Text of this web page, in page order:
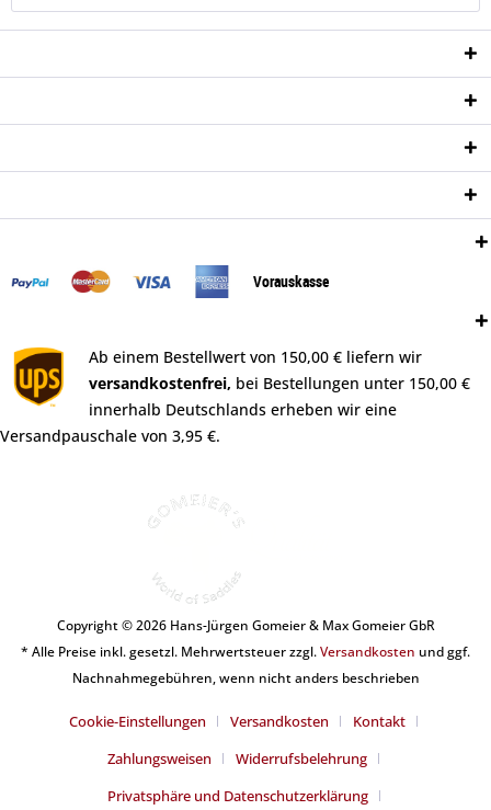
Vorauskasse
Ab einem Bestellwert von 150,00 € liefern wir
versandkostenfrei, bei Bestellungen unter 150,00 €
innerhalb Deutschlands erheben wir eine
Versandpauschale von 3,95 €.
Copyright © 2026 Hans-Jürgen Gomeier & Max Gomeier GbR
* Alle Preise inkl. gesetzl. Mehrwertsteuer zzgl.Versandkosten und ggf.
Nachnahmegebühren, wenn nicht anders beschrieben
Cookie-Einstellungen Versandkosten
Kontakt
Zahlungsweisen
Widerrufsbelehrung
Privatsphäre und Datenschutzerklärung